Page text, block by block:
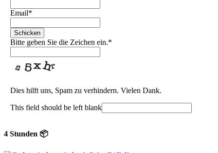
Email*
Schicken
Bitte geben Sie die Zeichen ein.*
Dies hilft uns, Spam zu verhindern. Vielen Dank.
This field should be left blank
📦